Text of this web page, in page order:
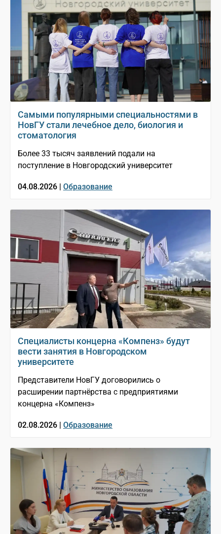
Самыми популярными специальностями в
НовГУ стали лечебное дело, биология и
стоматология
Более 33 тысяч заявлений подали на
поступление в Новгородский университет
04.08.2026 | Образование
Специалисты концерна «Компенз» будут
вести занятия в Новгородском
университете
Представители НовГУ договорились о
расширении партнёрства с предприятиями
концерна «Компенз»
02.08.2026 | Образование